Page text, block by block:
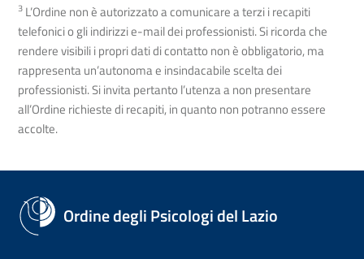
3 L’Ordine non è autorizzato a comunicare a terzi i recapiti
telefonici o gli indirizzi e-mail dei professionisti. Si ricorda che
rendere visibili i propri dati di contatto non è obbligatorio, ma
rappresenta un’autonoma e insindacabile scelta dei
professionisti. Si invita pertanto l’utenza a non presentare
all’Ordine richieste di recapiti, in quanto non potranno essere
accolte.
Ordine degli Psicologi del Lazio